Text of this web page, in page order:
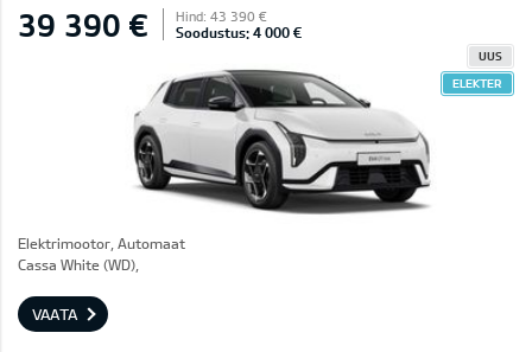
39 390 € Hind: 43 390 €
Soodustus: 4 000 €
UUS
ELEKTER
Elektrimootor, Automaat
Cassa White (WD),
VAATA